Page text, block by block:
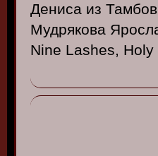
Дениса из
Мудрякова
Nine Lashes,